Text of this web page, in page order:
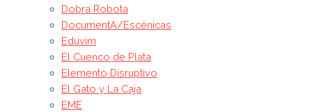
Dobra Robota
DocumentA/Escénicas
Eduvim
El Cuenco de Plata
Elemento Disruptivo
El Gato y La Caja
EME